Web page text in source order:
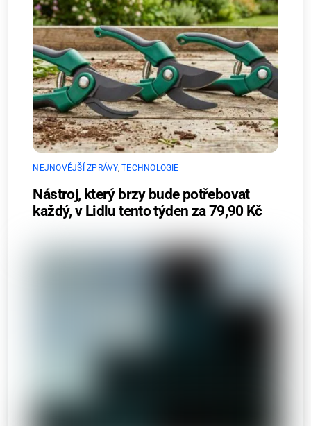
NEJNOVĚJŠÍ ZPRÁVY,TECHNOLOGIE
Nástroj, který brzy bude potřebovat
každý, v Lidlu tento týden za 79,90 Kč